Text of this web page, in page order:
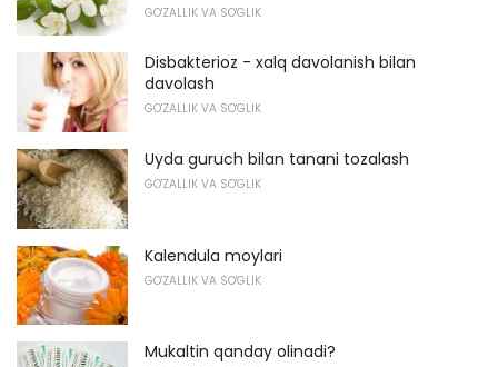
GO'ZALLIK VA SO'GLIK
Disbakterioz - xalq davolanish bilan
davolash
GO'ZALLIK VA SO'GLIK
Uyda guruch bilan tanani tozalash
GO'ZALLIK VA SO'GLIK
Kalendula moylari
GO'ZALLIK VA SO'GLIK
Mukaltin qanday olinadi?